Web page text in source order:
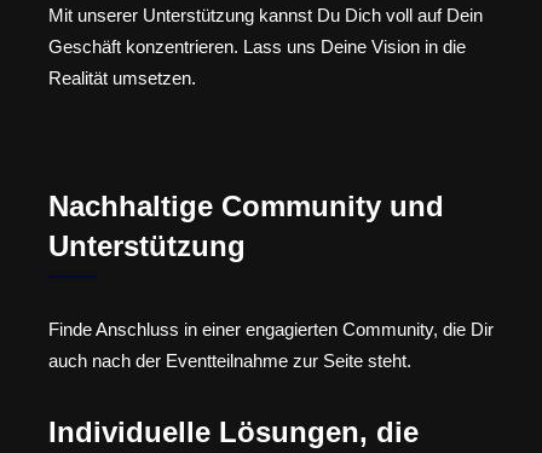
Mit unserer Unterstützung kannst Du Dich voll auf Dein
Geschäft konzentrieren. Lass uns Deine Vision in die
Realität umsetzen.
Nachhaltige Community und
Unterstützung
Finde Anschluss in einer engagierten Community, die Dir
auch nach der Eventteilnahme zur Seite steht.
Individuelle Lösungen, die